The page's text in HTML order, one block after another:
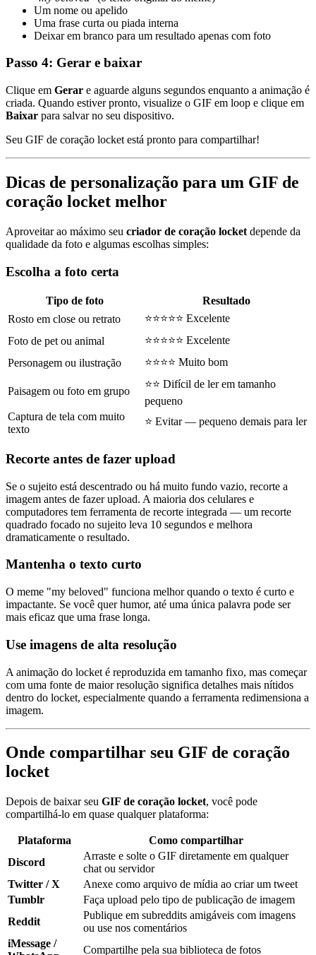
Um nome ou apelido
Uma frase curta ou piada interna
Deixar em branco para um resultado apenas com foto
Passo 4: Gerar e baixar
Clique em Gerar e aguarde alguns segundos enquanto a animação é
criada. Quando estiver pronto, visualize o GIF em loop e clique em
Baixar para salvar no seu dispositivo.
Seu GIF de coração locket está pronto para compartilhar!
Dicas de personalização para um GIF de
coração locket melhor
Aproveitar ao máximo seu criador de coração locket depende da
qualidade da foto e algumas escolhas simples:
Escolha a foto certa
Tipo de foto
Resultado
Rosto em close ou retrato
⭐⭐⭐⭐⭐ Excelente
Foto de pet ou animal
⭐⭐⭐⭐⭐ Excelente
Personagem ou ilustração
⭐⭐⭐⭐ Muito bom
Paisagem ou foto em grupo
⭐⭐ Difícil de ler em tamanho
pequeno
Captura de tela com muito
texto
⭐ Evitar — pequeno demais para ler
Recorte antes de fazer upload
Se o sujeito está descentrado ou há muito fundo vazio, recorte a
imagem antes de fazer upload. A maioria dos celulares e
computadores tem ferramenta de recorte integrada — um recorte
quadrado focado no sujeito leva 10 segundos e melhora
dramaticamente o resultado.
Mantenha o texto curto
O meme "my beloved" funciona melhor quando o texto é curto e
impactante. Se você quer humor, até uma única palavra pode ser
mais eficaz que uma frase longa.
Use imagens de alta resolução
A animação do locket é reproduzida em tamanho fixo, mas começar
com uma fonte de maior resolução significa detalhes mais nítidos
dentro do locket, especialmente quando a ferramenta redimensiona a
imagem.
Onde compartilhar seu GIF de coração
locket
Depois de baixar seu GIF de coração locket, você pode
compartilhá-lo em quase qualquer plataforma:
Plataforma
Como compartilhar
Discord
Arraste e solte o GIF diretamente em qualquer
chat ou servidor
Twitter / X
Anexe como arquivo de mídia ao criar um tweet
Tumblr
Faça upload pelo tipo de publicação de imagem
Reddit
Publique em subreddits amigáveis com imagens
ou use nos comentários
iMessage /
Compartilhe pela sua biblioteca de fotos